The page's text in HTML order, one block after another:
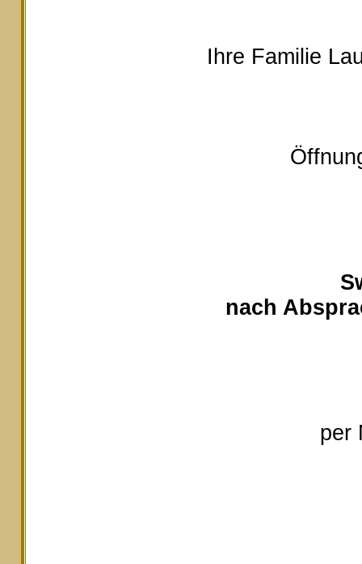
Ihre Familie
nach
per